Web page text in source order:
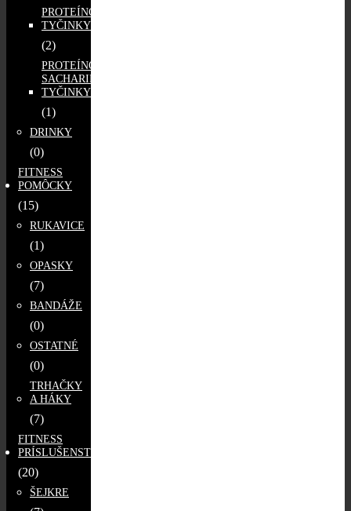
PROTEÍNOVÉ
TYČINKY
(2)
PROTEÍNOVO -
SACHARIDOVÉ
TYČINKY
(1)
DRINKY
(0)
FITNESS
POMÔCKY
(15)
RUKAVICE
(1)
OPASKY
(7)
BANDÁŽE
(0)
OSTATNÉ
(0)
TRHAČKY
A HÁKY
(7)
FITNESS
PRÍSLUŠENSTVO
(20)
ŠEJKRE